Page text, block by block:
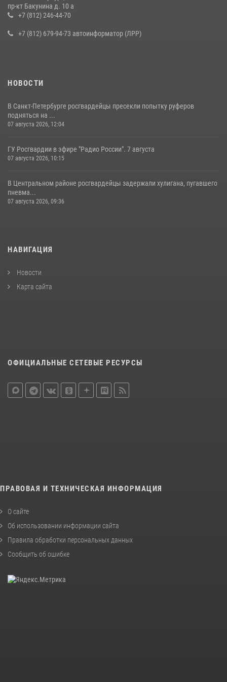
В Ленобласти сотрудники Росгвардии провели встречу с
воспитанниками детского клуба «Умные каникулы»
пр-кт Бакунина д. 10 а
+7 (812) 246-44-70
+7 (812) 679-94-73 автоинформатор (ЛРР)
НОВОСТИ
В Санкт-Петербурге росгвардейцы пресекли попытку руферов
подняться на ...
07 августа 2026, 12:04
ГУ Росгвардии в эфире "Радио России". 7 августа
07 августа 2026, 10:15
В Центральном районе росгвардейцы задержали хулигана, пугавшего
пневма...
07 августа 2026, 09:36
НАВИГАЦИЯ
Новости
Карта сайта
ОФИЦИАЛЬНЫЕ СЕТЕВЫЕ РЕСУРСЫ
ПРАВОВАЯ И ТЕХНИЧЕСКАЯ ИНФОРМАЦИЯ
О сайте
Об использовании информации сайта
Правила обработки персональных данных
Сообщить об ошибке